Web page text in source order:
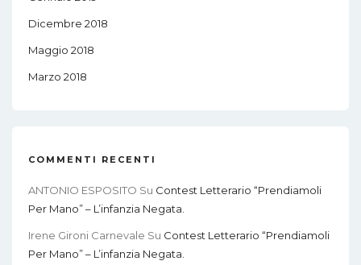
Dicembre 2018
Maggio 2018
Marzo 2018
COMMENTI RECENTI
ANTONIO ESPOSITO Su Contest Letterario “Prendiamoli
Per Mano” – L’infanzia Negata.
Irene Gironi Carnevale Su Contest Letterario “Prendiamoli
Per Mano” – L’infanzia Negata.